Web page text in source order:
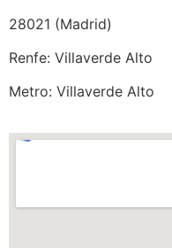
28021 (Madrid)
Renfe: Villaverde Alto
Metro: Villaverde Alto